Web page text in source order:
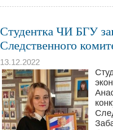
Студентка ЧИ БГУ
Следственного
13.12.2022